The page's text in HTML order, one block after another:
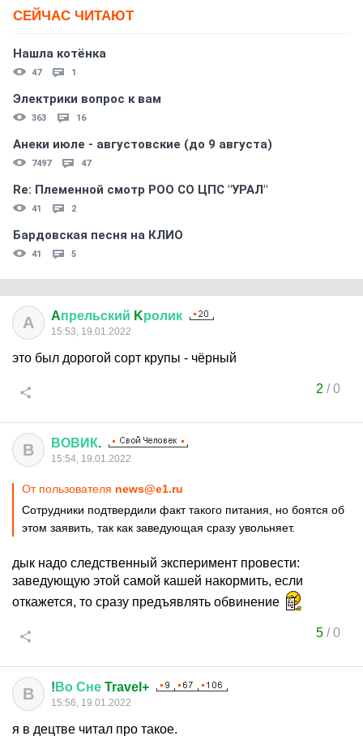
СЕЙЧАС ЧИТАЮТ
Нашла котёнка
47 1
Электрики вопрос к вам
363 16
Анеки июле - августовские (до 9 августа)
7497 47
Re: Племеннoй смoтр РOO CO ЦПС "УРАЛ"
41 2
Бардовская песня на КЛИО
41 5
A Aпрельский Kролик
15:53, 19.01.2022
это был дорогой сорт крупы - чёрный
2 /0
В ВОВИК.
15:54, 19.01.2022
От пользователя news@e1.ru
Сотрудники подтвердили факт такого питания, но боятся об
этом заявить, так как заведующая сразу увольняет.
дык надо следственный эксперимент провести:
заведующую этой самой кашей накормить, если
откажется, то сразу предъявлять обвинение
5/0
В ! Во Сне Travel+
15:56, 19.01.2022
я в децтве читал про такое.